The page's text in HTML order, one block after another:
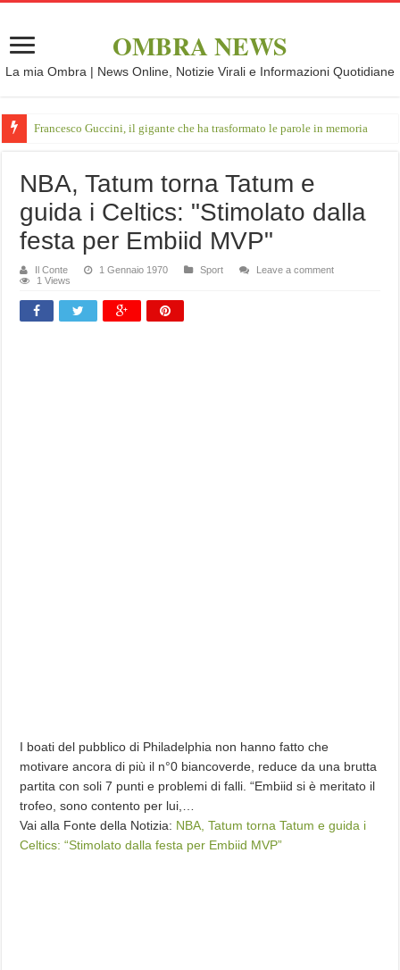
OMBRA NEWS
La mia Ombra | News Online, Notizie Virali e Informazioni Quotidiane
Francesco Guccini, il gigante che ha trasformato le parole in memoria
NBA, Tatum torna Tatum e
guida i Celtics: "Stimolato dalla
festa per Embiid MVP"
Il Conte 1 Gennaio 1970 Sport
Leave a comment
1 Views
I boati del pubblico di Philadelphia non hanno fatto che
motivare ancora di più il n°0 biancoverde, reduce da una brutta
partita con soli 7 punti e problemi di falli. “Embiid si è meritato il
trofeo, sono contento per lui,…
Vai alla Fonte della Notizia: NBA, Tatum torna Tatum e guida i
Celtics: “Stimolato dalla festa per Embiid MVP”